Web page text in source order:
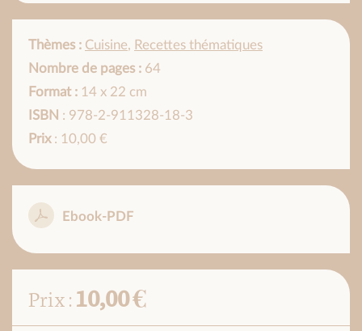
Thèmes : Cuisine, Recettes thématiques
Nombre de pages : 64
Format : 14 x 22 cm
ISBN : 978-2-911328-18-3
Prix: 10,00 €
Ebook-PDF
Prix :10,00 €